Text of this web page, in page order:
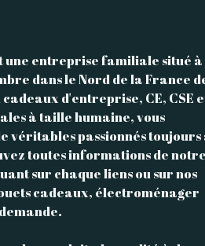
une entreprise familiale situé à
dans le Nord de la France
d'entreprise, CE, CSE
à taille humaine, vous
véritables passionnés toujours
toutes informations de notre
sur chaque liens ou sur nos
cadeaux, électroménager